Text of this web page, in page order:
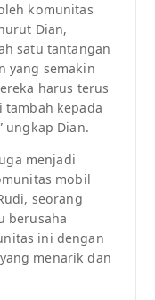
komunitas
Dian,
satu tantangan
yang semakin
harus terus
tambah kepada
ungkap Dian.
menjadi
mobil
seorang
berusaha
ini dengan
menarik dan